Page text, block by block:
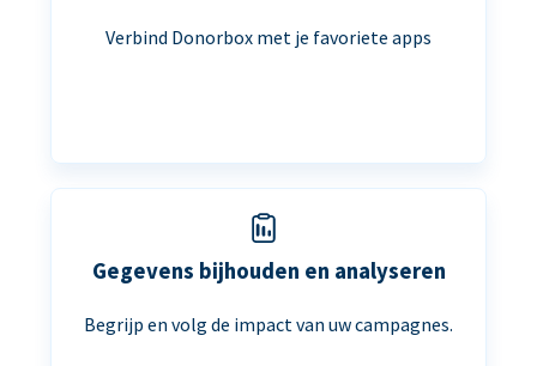
Verbind Donorbox met je favoriete apps
Gegevens bijhouden en analyseren
Begrijp en volg de impact van uw campagnes.